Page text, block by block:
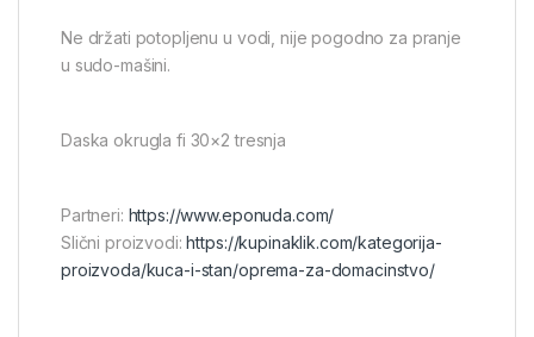
Ne držati potopljenu u vodi, nije pogodno za pranje
u sudo-mašini.
Daska okrugla fi 30×2 tresnja
Partneri: https://www.eponuda.com/
Slični proizvodi:https://kupinaklik.com/kategorija-
proizvoda/kuca-i-stan/oprema-za-domacinstvo/